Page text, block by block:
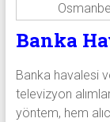
Banka
Banka havalesi
televizyon
yöntem, hem